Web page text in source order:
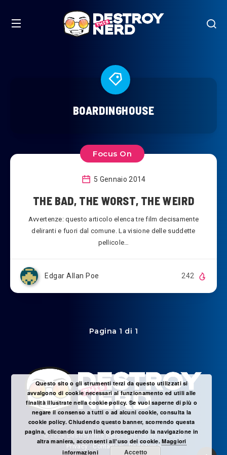
BOARDINGHOUSE
Focus On
5 Gennaio 2014
THE BAD, THE WORST, THE WEIRD
Avvertenze: questo articolo elenca tre film decisamente
deliranti e fuori dal comune. La visione delle suddette
pellicole…
Edgar Allan Poe 242
Pagina 1 di 1
© 2025 Destroy This Nerd- Tutti i diritti riservati
Privacy
Contattaci-Redazione
Questo sito o gli strumenti terzi da questo utilizzati si
avvalgono di cookie necessari al funzionamento ed utili alle
finalità illustrate nella cookie policy. Se vuoi saperne di più o
negare il consenso a tutti o ad alcuni cookie, consulta la
cookie policy. Chiudendo questo banner, scorrendo questa
pagina, cliccando su un link o proseguendo la navigazione in
altra maniera, acconsenti all'uso dei cookie.Maggiori
informazioni
Accetto